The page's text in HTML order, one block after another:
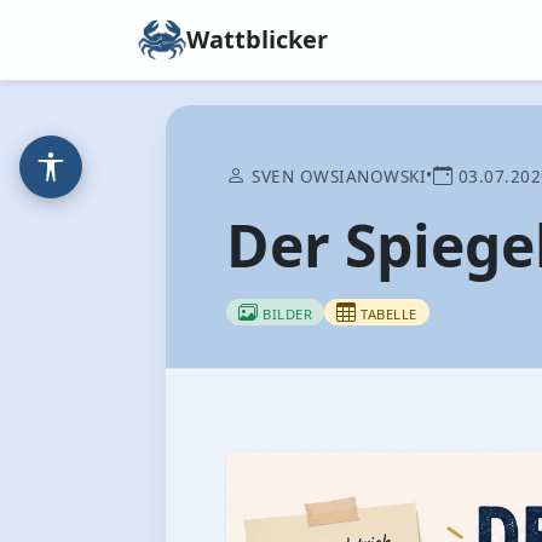
Wattblicker
SVEN OWSIANOWSKI•
Der
BILDER TABELLE